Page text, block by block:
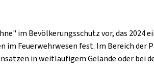
im Bevölkerungsschutz vor, das 2024
im Feuerwehrwesen fest. Im Bereich
in weitläufigem Gelände oder bei